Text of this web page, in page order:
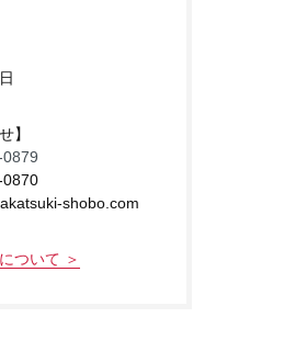
】
0870
shobo.com
ついて ＞